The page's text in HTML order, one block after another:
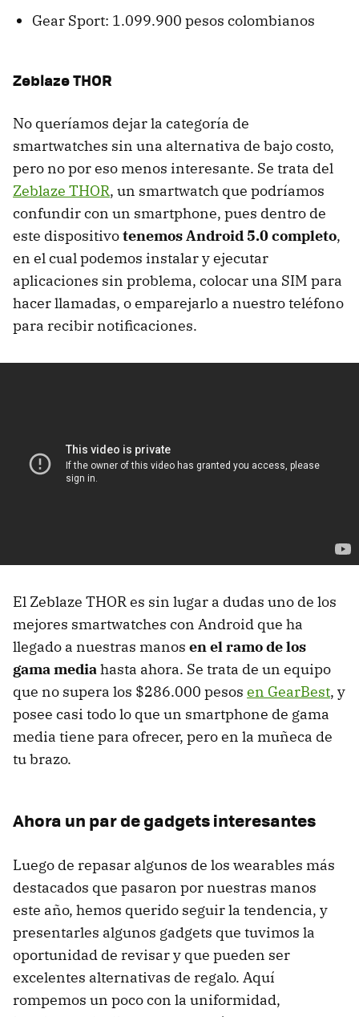
Gear Sport: 1.099.900 pesos colombianos
Zeblaze THOR
No queríamos dejar la categoría de
smartwatches sin una alternativa de bajo costo,
pero no por eso menos interesante. Se trata del
Zeblaze THOR, un smartwatch que podríamos
confundir con un smartphone, pues dentro de
este dispositivotenemos Android 5.0 completo,
en el cual podemos instalar y ejecutar
aplicaciones sin problema, colocar una SIM para
hacer llamadas, o emparejarlo a nuestro teléfono
para recibir notificaciones.
El Zeblaze THOR es sin lugar a dudas uno de los
mejores smartwatches con Android que ha
llegado a nuestras manos en el ramo de los
gama mediahasta ahora. Se trata de un equipo
que no supera los $286.000 pesos en GearBest, y
posee casi todo lo que un smartphone de gama
media tiene para ofrecer, pero en la muñeca de
tu brazo.
Ahora un par de gadgets interesantes
Luego de repasar algunos de los wearables más
destacados que pasaron por nuestras manos
este año, hemos querido seguir la tendencia, y
presentarles algunos gadgets que tuvimos la
oportunidad de revisar y que pueden ser
excelentes alternativas de regalo. Aquí
rompemos un poco con la uniformidad,